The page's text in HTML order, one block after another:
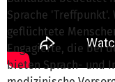
Sprache
geflüchtete
Engagierte, die bei
bieten Sprach- und